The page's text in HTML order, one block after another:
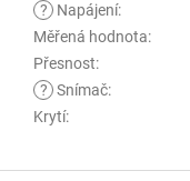
?
Napájení:
Měřená hodnota:
Přesnost:
? Snímač:
Krytí: